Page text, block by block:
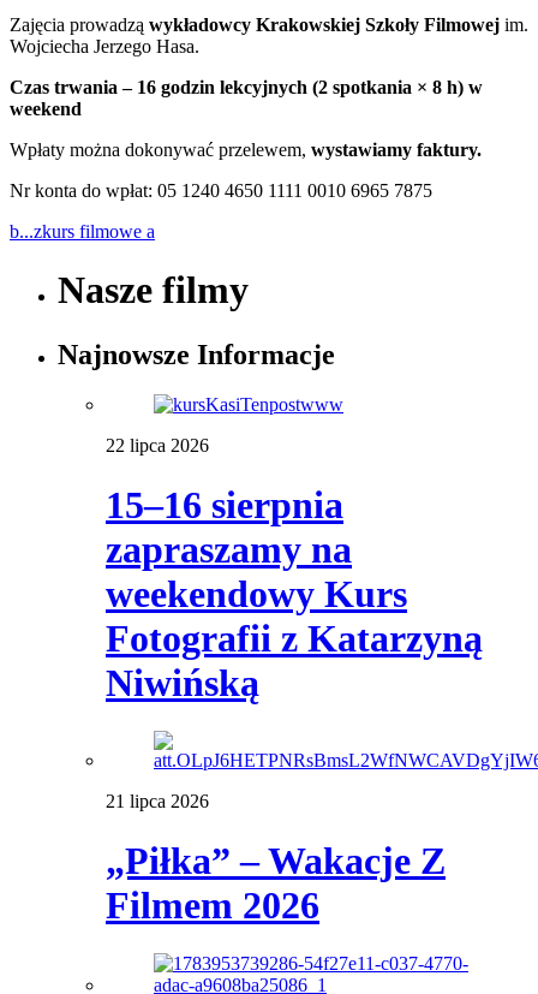
Zajęcia prowadzą wykładowcy Krakowskiej Szkoły Filmowej im.
Wojciecha Jerzego Hasa.
Czas trwania – 16 godzin lekcyjnych (2 spotkania × 8 h) w
weekend
Wpłaty można dokonywać przelewem, wystawiamy faktury.
Nr konta do wpłat: 05 1240 4650 1111 0010 6965 7875
b...zkurs filmowe a
Nasze filmy
Najnowsze Informacje
22 lipca 2026
15–16 sierpnia
zapraszamy na
weekendowy Kurs
Fotografii z Katarzyną
Niwińską
21 lipca 2026
„Piłka” – Wakacje Z
Filmem 2026